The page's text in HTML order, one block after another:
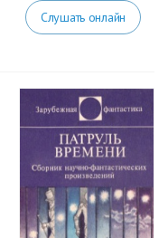
Слушать онлайн